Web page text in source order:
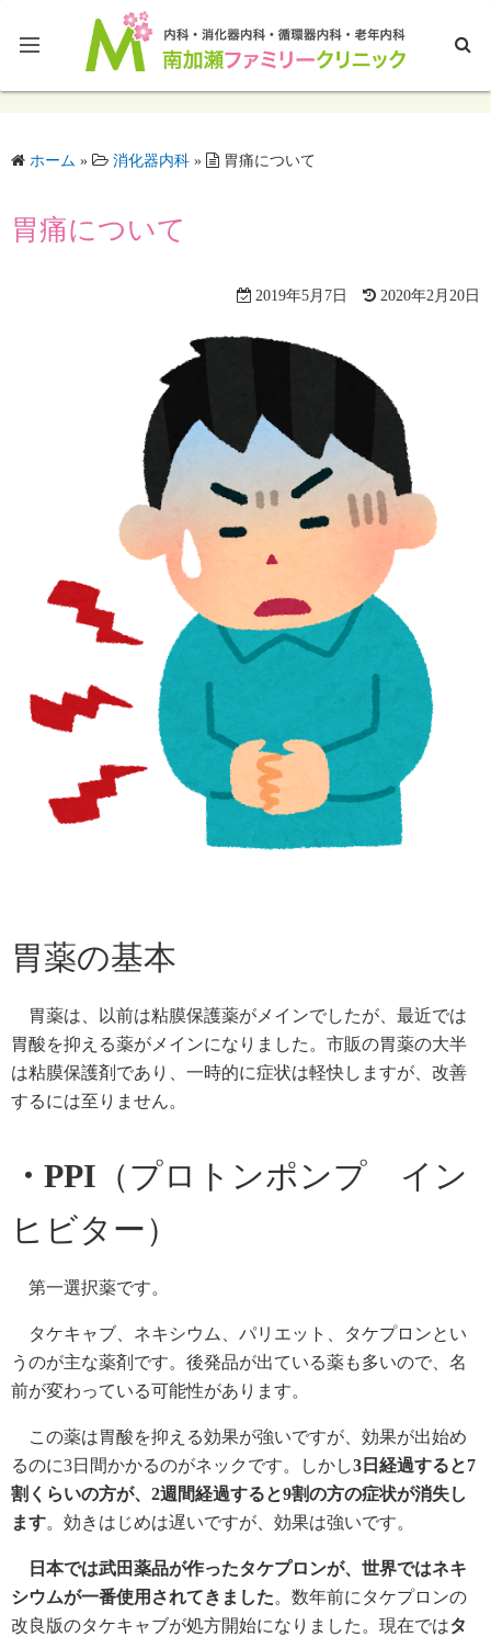
ブログTOP
ホーム » 消化器内科 » 胃痛について
胃痛について
2019年5月7日 2020年2月20日
胃薬の基本
胃薬は、以前は粘膜保護薬がメインでしたが、最近では
胃酸を抑える薬がメインになりました。市販の胃薬の大半
は粘膜保護剤であり、一時的に症状は軽快しますが、改善
するには至りません。
・PPI （プロトンポンプ イン
ヒビター）
第一選択薬です。
タケキャブ、ネキシウム、パリエット、タケプロンとい
うのが主な薬剤です。後発品が出ている薬も多いので、名
前が変わっている可能性があります。
この薬は胃酸を抑える効果が強いですが、効果が出始め
るのに3日間かかるのがネックです。しかし3 日経過すると7
割くらいの方が、 2週間経過すると9割の方の症状が消失し
ます。効きはじめは遅いですが、効果は強いです。
日本では武田薬品が作ったタケプロンが、世界ではネキ
シウムが一番使用されてきました。数年前にタケプロンの
改良版のタケキャブが処方開始になりました。現在ではタ